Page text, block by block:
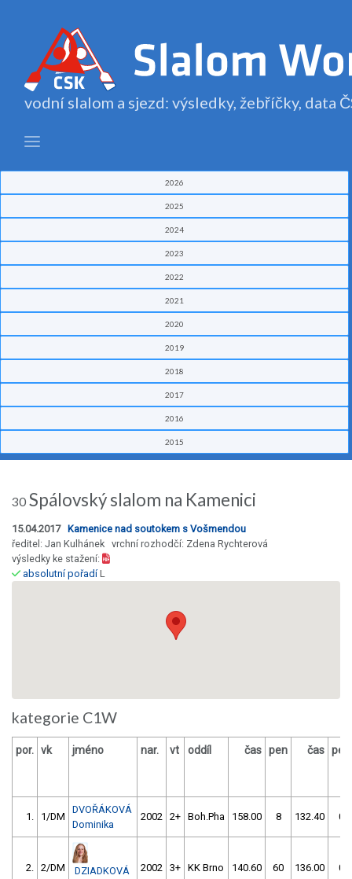
vodní slalom a sjezd: výsledky, žebříčky, data
2026
2025
2024
2023
2022
2021
2020
2019
2018
2017
2016
2015
30 Spálovský slalom na Kamenici
15.04.2017 Kamenice nad soutokem s Vošmendou
ředitel: Jan Kulhánek vrchní rozhodčí: Zdena Rychterová
výsledky ke stažení:
absolutní pořadíL
kategorie C1W
por. vk jméno nar. vt oddíl čas pen čas pen
1. 1/DM
DVOŘÁKOVÁ
Dominika
2002 2+ Boh.Pha 158.00 8 132.40 0
2. 2/DM
DZIADKOVÁ
2002 3+ KK Brno 140.60 60 136.00 0